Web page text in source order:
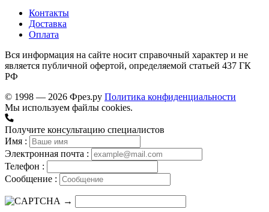
Контакты
Доставка
Оплата
Вся информация на сайте носит справочный характер и не
является публичной офертой, определяемой статьей 437 ГК
РФ
© 1998 — 2026 Фрез.ру Политика конфиденциальности
Мы используем файлы cookies.
Получите консультацию специалистов
Имя :
Электронная почта :
Телефон :
Сообщение :
→